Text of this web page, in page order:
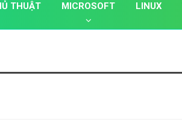
THUẬT MICROSOFT LINUX